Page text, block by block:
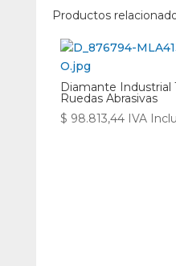
Productos
Diamante Industrial
Ruedas Abrasivas
$ 98.813,44 IVA